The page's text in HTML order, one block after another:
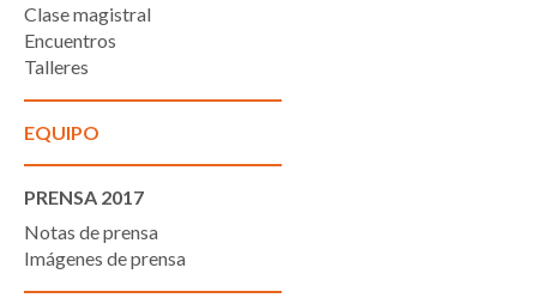
Clase magistral
Encuentros
Talleres
EQUIPO
PRENSA 2017
Notas de prensa
Imágenes de prensa